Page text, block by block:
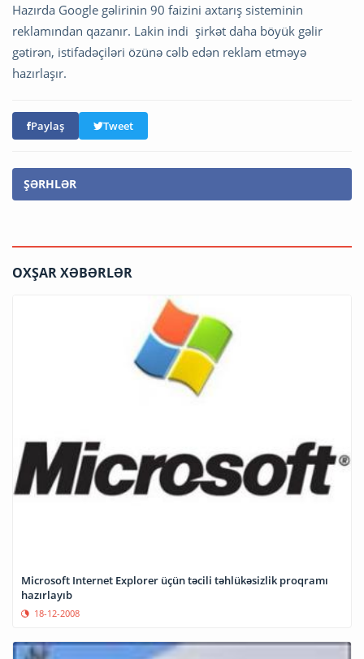
Hazırda Google gəlirinin 90 faizini axtarış sisteminin
reklamından qazanır. Lakin indi şirkət daha böyük gəlir
gətirən, istifadəçiləri özünə cəlb edən reklam etməyə
hazırlaşır.
Paylaş Tweet
ŞƏRHLƏR
OXŞAR XƏBƏRLƏR
Microsoft Internet Explorer üçün təcili təhlükəsizlik proqramı
hazırlayıb
18-12-2008